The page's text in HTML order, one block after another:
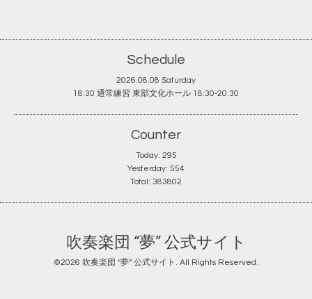
Schedule
2026.08.08 Saturday
18:30 通常練習 東部文化ホール 18:30-20:30
Counter
Today: 295
Yesterday: 554
Total: 383802
吹奏楽団 “夢” 公式サイト
©2026 吹奏楽団 “夢” 公式サイト . All Rights Reserved.